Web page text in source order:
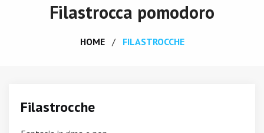
Filastrocca pomodoro
HOME FILASTROCCHE
Filastrocche